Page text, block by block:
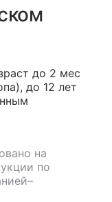
до 2 мес
до 12 лет
на
по